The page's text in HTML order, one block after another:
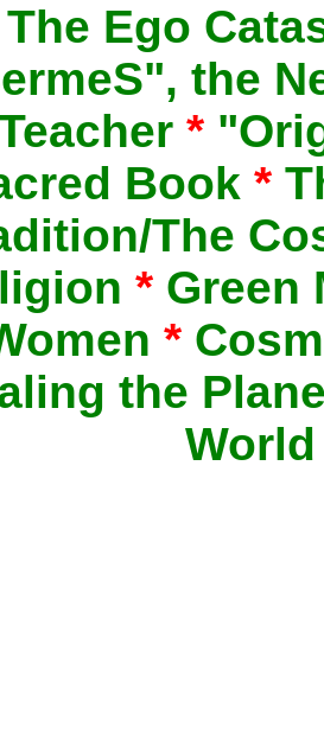
The Ego
the
*
Book *
The
* Green
*
the
World